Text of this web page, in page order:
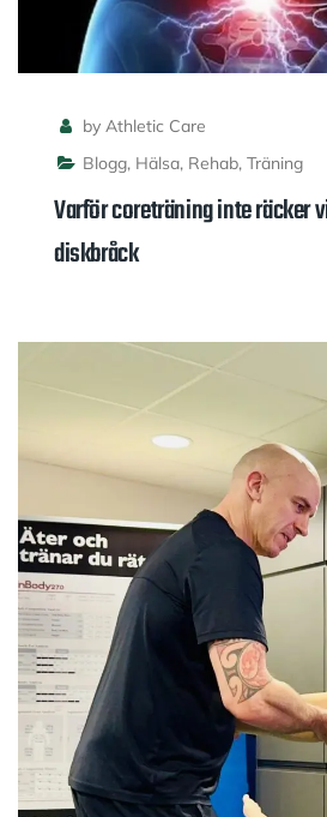
by Athletic Care
Blogg, Hälsa, Rehab, Träning
Varför coreträning inte räcker
diskbråck